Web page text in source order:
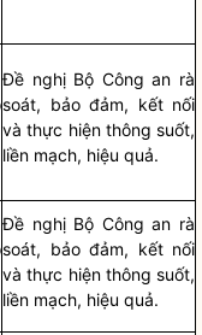
Đề nghị Bộ Công an rà
soát, bảo đảm, kết nối
và thực hiện thông suốt,
liền mạch, hiệu quả.
Đề nghị Bộ Công an rà
soát, bảo đảm, kết nối
và thực hiện thông suốt,
liền mạch, hiệu quả.